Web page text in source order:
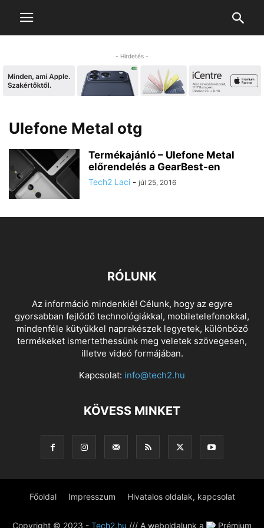
- Hirdetés -
Ulefone Metal otg
Termékajánló – Ulefone Metal
előrendelés a GearBest-en
Tech2 Laci - júl 25, 2016
RÓLUNK
Az információ mindenkié! Célunk, hogy az egyre
gyorsabban fejlődő technológiákkal, mobiletelefonokkal,
mindenféle kütyükkel naprakészek legyetek, különböző
termékeket ismertethessünk meg veletek szövegesen,
illetve videó formájában.
Kapcsolat: info@tech2.hu
KÖVESS MINKET
Főoldal Impresszum Hivatalos oldalak, kapcsolat
Copyright © 2023 - Tech2.hu /// A weboldalunk a Prémium